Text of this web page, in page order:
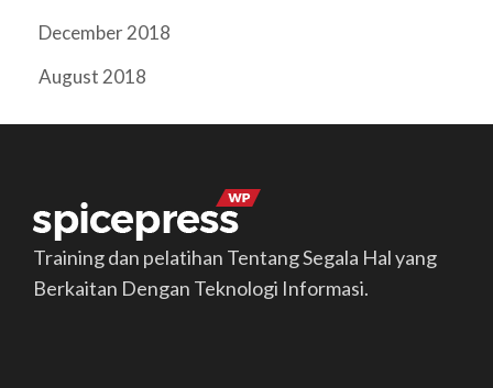
December 2018
August 2018
Training dan pelatihan Tentang Segala Hal yang
Berkaitan Dengan Teknologi Informasi.